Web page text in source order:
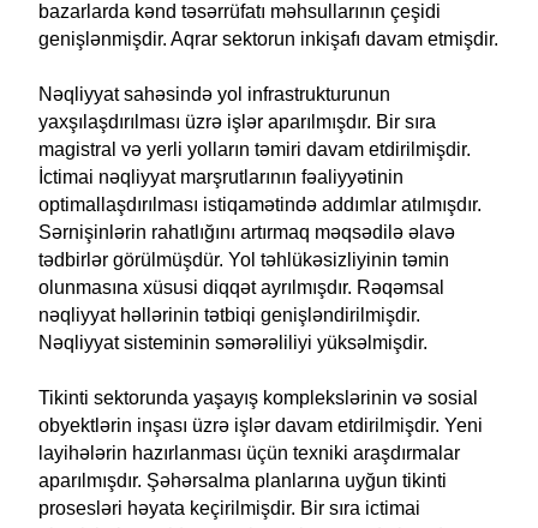
bazarlarda kənd təsərrüfatı məhsullarının çeşidi
genişlənmişdir. Aqrar sektorun inkişafı davam etmişdir.
Nəqliyyat sahəsində yol infrastrukturunun
yaxşılaşdırılması üzrə işlər aparılmışdır. Bir sıra
magistral və yerli yolların təmiri davam etdirilmişdir.
İctimai nəqliyyat marşrutlarının fəaliyyətinin
optimallaşdırılması istiqamətində addımlar atılmışdır.
Sərnişinlərin rahatlığını artırmaq məqsədilə əlavə
tədbirlər görülmüşdür. Yol təhlükəsizliyinin təmin
olunmasına xüsusi diqqət ayrılmışdır. Rəqəmsal
nəqliyyat həllərinin tətbiqi genişləndirilmişdir.
Nəqliyyat sisteminin səmərəliliyi yüksəlmişdir.
Tikinti sektorunda yaşayış komplekslərinin və sosial
obyektlərin inşası üzrə işlər davam etdirilmişdir. Yeni
layihələrin hazırlanması üçün texniki araşdırmalar
aparılmışdır. Şəhərsalma planlarına uyğun tikinti
prosesləri həyata keçirilmişdir. Bir sıra ictimai